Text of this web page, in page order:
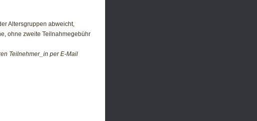
Altersgruppen abweicht,
ohne zweite Teilnahmegebühr
Teilnehmer_in per E-Mail